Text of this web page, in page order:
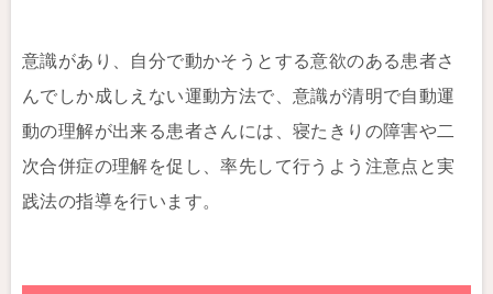
意識があり、自分で動かそうとする意欲のある患者さ
んでしか成しえない運動方法で、意識が清明で自動運
動の理解が出来る患者さんには、寝たきりの障害や二
次合併症の理解を促し、率先して行うよう注意点と実
践法の指導を行います。